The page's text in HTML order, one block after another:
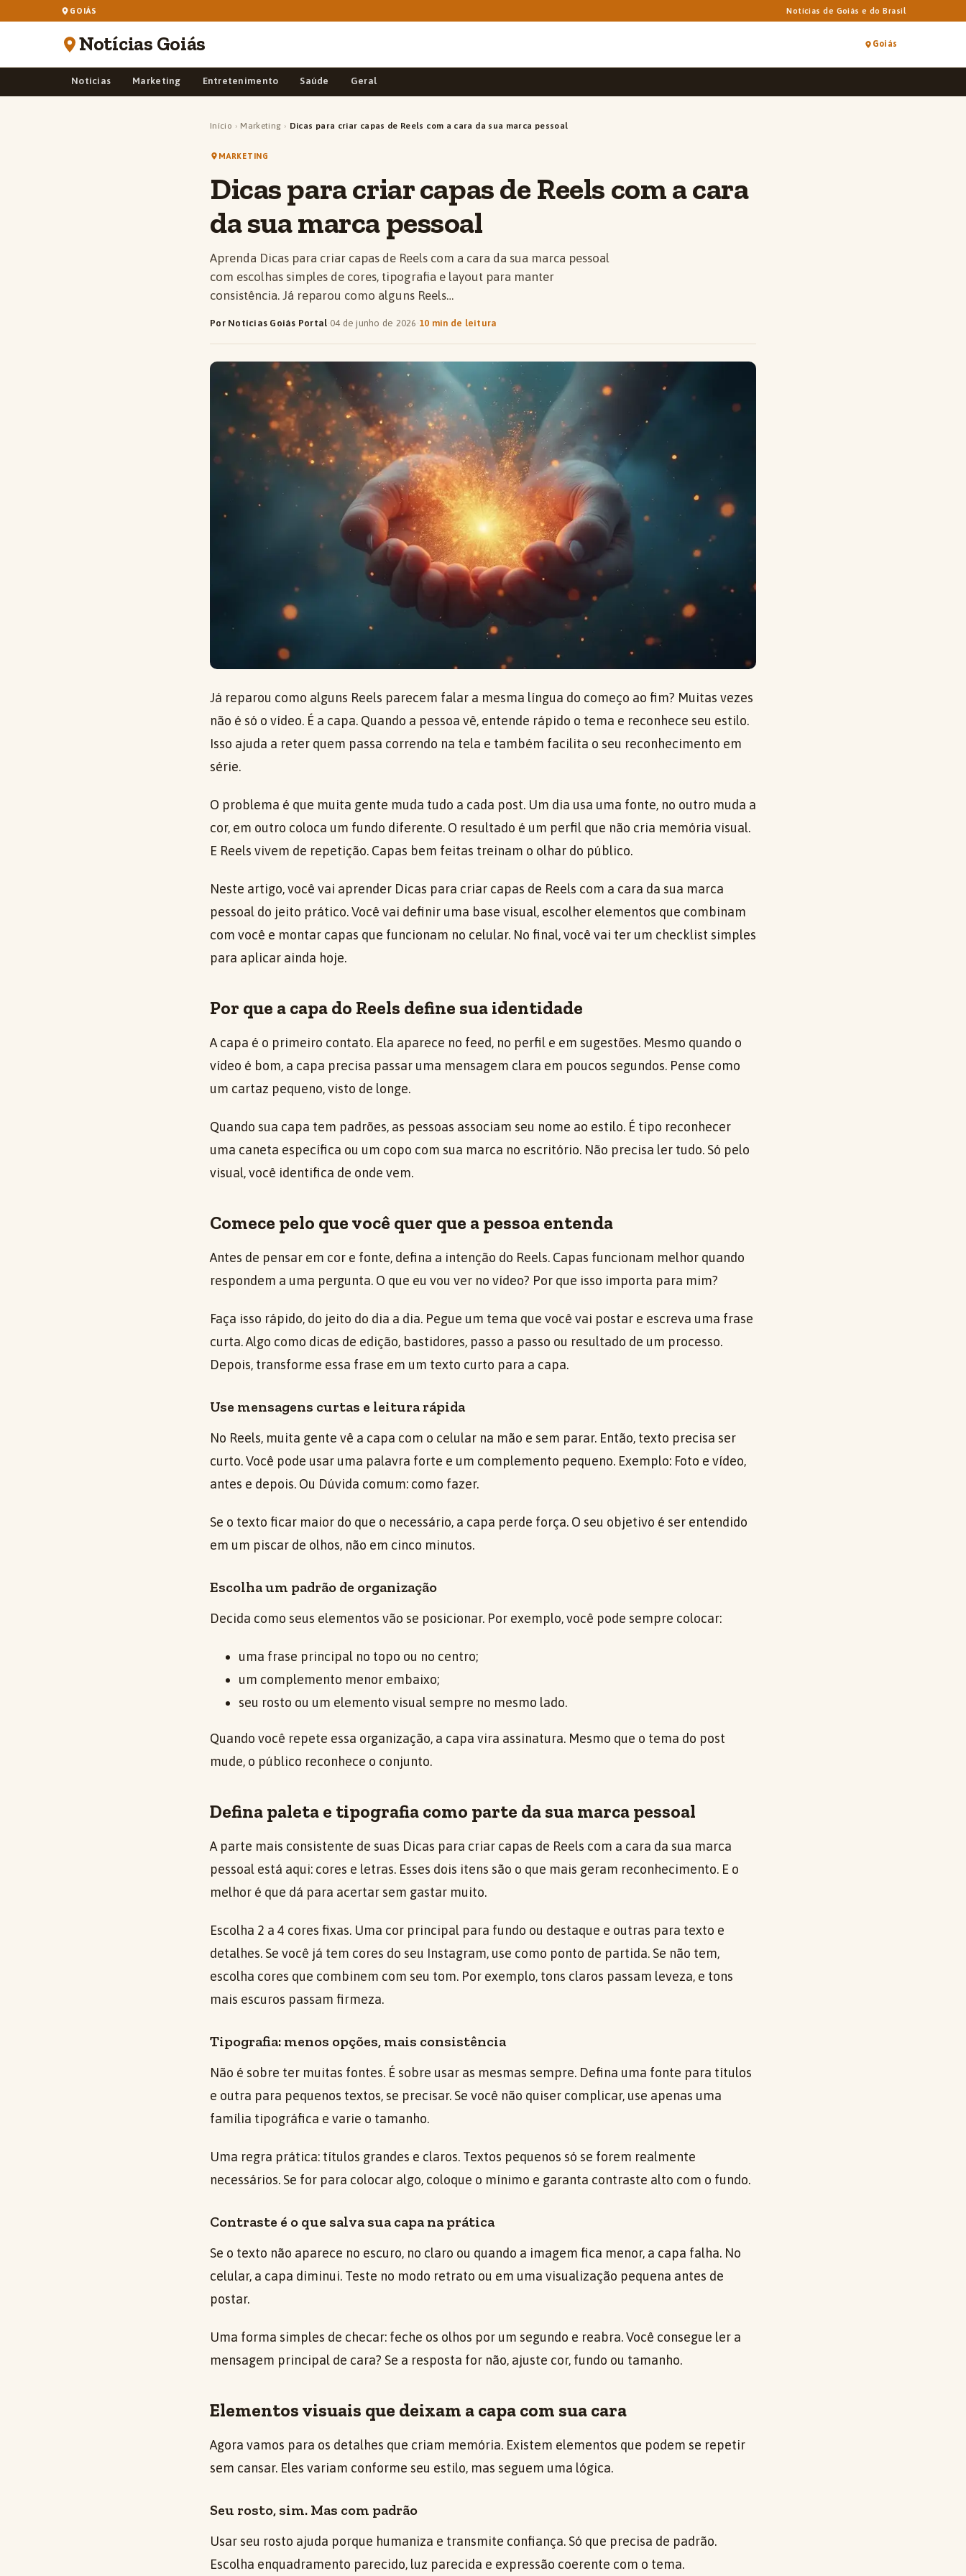
GOIÁS Notícias de Goiás e do Brasil
Notícias Goiás Goiás
Notícias Marketing Entretenimento Saúde Geral
Início › Marketing › Dicas para criar capas de Reels com a cara da sua marca pessoal
MARKETING
Dicas para criar capas de Reels com a cara
da sua marca pessoal
Aprenda Dicas para criar capas de Reels com a cara da sua marca pessoal
com escolhas simples de cores, tipografia e layout para manter
consistência. Já reparou como alguns Reels…
Por Notícias Goiás Portal·04 de junho de 2026 ·10 min de leitura
Já reparou como alguns Reels parecem falar a mesma língua do começo ao fim? Muitas vezes
não é só o vídeo. É a capa. Quando a pessoa vê, entende rápido o tema e reconhece seu estilo.
Isso ajuda a reter quem passa correndo na tela e também facilita o seu reconhecimento em
série.
O problema é que muita gente muda tudo a cada post. Um dia usa uma fonte, no outro muda a
cor, em outro coloca um fundo diferente. O resultado é um perfil que não cria memória visual.
E Reels vivem de repetição. Capas bem feitas treinam o olhar do público.
Neste artigo, você vai aprender Dicas para criar capas de Reels com a cara da sua marca
pessoal do jeito prático. Você vai definir uma base visual, escolher elementos que combinam
com você e montar capas que funcionam no celular. No final, você vai ter um checklist simples
para aplicar ainda hoje.
Por que a capa do Reels define sua identidade
A capa é o primeiro contato. Ela aparece no feed, no perfil e em sugestões. Mesmo quando o
vídeo é bom, a capa precisa passar uma mensagem clara em poucos segundos. Pense como
um cartaz pequeno, visto de longe.
Quando sua capa tem padrões, as pessoas associam seu nome ao estilo. É tipo reconhecer
uma caneta específica ou um copo com sua marca no escritório. Não precisa ler tudo. Só pelo
visual, você identifica de onde vem.
Comece pelo que você quer que a pessoa entenda
Antes de pensar em cor e fonte, defina a intenção do Reels. Capas funcionam melhor quando
respondem a uma pergunta. O que eu vou ver no vídeo? Por que isso importa para mim?
Faça isso rápido, do jeito do dia a dia. Pegue um tema que você vai postar e escreva uma frase
curta. Algo como dicas de edição, bastidores, passo a passo ou resultado de um processo.
Depois, transforme essa frase em um texto curto para a capa.
Use mensagens curtas e leitura rápida
No Reels, muita gente vê a capa com o celular na mão e sem parar. Então, texto precisa ser
curto. Você pode usar uma palavra forte e um complemento pequeno. Exemplo: Foto e vídeo,
antes e depois. Ou Dúvida comum: como fazer.
Se o texto ficar maior do que o necessário, a capa perde força. O seu objetivo é ser entendido
em um piscar de olhos, não em cinco minutos.
Escolha um padrão de organização
Decida como seus elementos vão se posicionar. Por exemplo, você pode sempre colocar:
uma frase principal no topo ou no centro;
um complemento menor embaixo;
seu rosto ou um elemento visual sempre no mesmo lado.
Quando você repete essa organização, a capa vira assinatura. Mesmo que o tema do post
mude, o público reconhece o conjunto.
Defina paleta e tipografia como parte da sua marca pessoal
A parte mais consistente de suas Dicas para criar capas de Reels com a cara da sua marca
pessoal está aqui: cores e letras. Esses dois itens são o que mais geram reconhecimento. E o
melhor é que dá para acertar sem gastar muito.
Escolha 2 a 4 cores fixas. Uma cor principal para fundo ou destaque e outras para texto e
detalhes. Se você já tem cores do seu Instagram, use como ponto de partida. Se não tem,
escolha cores que combinem com seu tom. Por exemplo, tons claros passam leveza, e tons
mais escuros passam firmeza.
Tipografia: menos opções, mais consistência
Não é sobre ter muitas fontes. É sobre usar as mesmas sempre. Defina uma fonte para títulos
e outra para pequenos textos, se precisar. Se você não quiser complicar, use apenas uma
família tipográfica e varie o tamanho.
Uma regra prática: títulos grandes e claros. Textos pequenos só se forem realmente
necessários. Se for para colocar algo, coloque o mínimo e garanta contraste alto com o fundo.
Contraste é o que salva sua capa na prática
Se o texto não aparece no escuro, no claro ou quando a imagem fica menor, a capa falha. No
celular, a capa diminui. Teste no modo retrato ou em uma visualização pequena antes de
postar.
Uma forma simples de checar: feche os olhos por um segundo e reabra. Você consegue ler a
mensagem principal de cara? Se a resposta for não, ajuste cor, fundo ou tamanho.
Elementos visuais que deixam a capa com sua cara
Agora vamos para os detalhes que criam memória. Existem elementos que podem se repetir
sem cansar. Eles variam conforme seu estilo, mas seguem uma lógica.
Seu rosto, sim. Mas com padrão
Usar seu rosto ajuda porque humaniza e transmite confiança. Só que precisa de padrão.
Escolha enquadramento parecido, luz parecida e expressão coerente com o tema.